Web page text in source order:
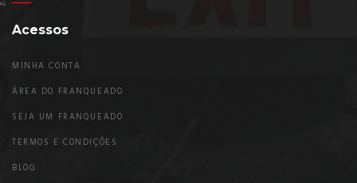
Acessos
MINHA CONTA
ÁREA DO FRANQUEADO
SEJA UM FRANQUEADO
TERMOS E CONDIÇÕES
BLOG